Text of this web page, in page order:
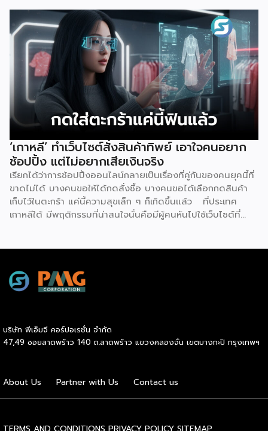
แปลกใหม่ด้วยการใช้หุ่นยนต์ฮิวมานอยด์เพียงตัวเดียวเป็นผู้
ควบคุมทุกอย่าง ซึ่งร้านแห่งนี้ตั้งอยู่ริมน้ำหงฮอม เปิดให้บริการ
ตลอด 24 ชั่วโมง แน่นอนว่าความพิเศษอยู่ที่การบริหารจัดการ
โดย “Xiao Gai” หุ่นยนต์ที่ถูกสร้างจากบริษัท Galbot ซึ่งเป็น
บริษัทด้านปัญญาประดิษฐ์ (AI) และหุ่นยนต์ในปักกิ่ง ด้วยความ
สูง 5 ฟุต 6 นิ้ว จึงทำหน้าที่ได้อย่างหลากหลาย ไม่ว่าจะเป็น การ
จัดเรียงสินค้าบนชั้นวาง, หยิบสินค้า และให้บริการลูกค้าเรื่องของ
การชำระเงิน ตามรายงานของ Galbot ระบุว่า “Xiao Gai”
สามารถสนทนากับลูกค้า, พูดคุยได้หลายภาษา, จำหน่ายสินค้าทุก
อย่าง ตั้งแต่ขนมขบเคี้ยวไปจนถึงยาที่หาซื้อได้ทั่วไป โดยความ
แปลกใหม่ของร้านค้าแห่งนี้คาดการณ์ว่าจะช่วยเพิ่มจำนวนผู้คน
สัญจรไป-มาในพื้นที่มากถึง 40% พร้อมกับตั้งเป้าวางแผนที่จะ
เปิดร้านค้าขนาดเล็กที่บริหารจัดการด้วยหุ่นยนต์อีก 100 แห่ง ใน
[…]
‘เกาหลี’ ทำเว็บไซต์สั่งสินค้าทิพย์ เอาใจคนอยาก
ช้อปปิ้ง แต่ไม่อยากเสียเงินจริง
เรียกได้ว่าการช้อปปิ้งออนไลน์กลายเป็นเรื่องที่คู่กันของคนยุคนี้ที่
ขาดไม่ได้ บางคนขอให้ได้กดสั่งซื้อ บางคนขอได้เลือกกดสินค้า
เก็บไว้ในตะกร้า แค่นี้ความสุขเล็ก ๆ ก็เกิดขึ้นแล้ว ที่ประเทศ
เกาหลีใต้ มีพฤติกรรมที่น่าสนใจนั่นคือมีผู้คนหันไปใช้เว็บไซต์ที่
ที่พัฒนามากที่สุดเช่นกัน แม้ว่าตัวเลขการค้าออนไลน์ยังคง
แข็งแกร่ง แต่อีกด้านหนึ่งกลับพบว่ากลุ่มเยาวชนเกาหลีใต้ หันไปใช้
ให้คะแนน และโปรโมชันต่าง ๆ รวมถึงการเพิ่มสินค้าลงในตะกร้า
กรอกที่อยู่จัดส่ง คลิกสั่งซื้อ เหล่านี้เพื่อมอบประสบการณ์การซื้อ
ความตื่นเต้น ความคาดหวัง และการหลั่งสารโดปามีนเล็กน้อย
แม้ว่าจะรู้อยู่แล้วว่าไม่ได้ซื้อสินค้าอะไรเลยก็ตาม อีกทั้ง ยัง
การล่อลวงจากโฆษณาที่มีอย่างต่อเนื่อง ซึ่งเว็บไซต์นี้มีประโยชน์
บริษัท พีเอ็มจี คอร์ปอเรชั่น จำกัด
47,49 ซอยลาดพร้าว 140 ถ.ลาดพร้าว แขวงคลองจั่น เขตบางกะปิ กรุงเทพฯ
About Us Partner with Us Contact us